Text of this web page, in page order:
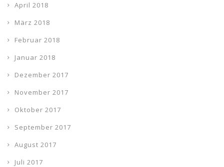
April 2018
März 2018
Februar 2018
Januar 2018
Dezember 2017
November 2017
Oktober 2017
September 2017
August 2017
Juli 2017